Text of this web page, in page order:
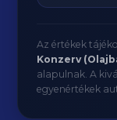
Az értékek
Konzerv
alapulnak. A
egyenértékek